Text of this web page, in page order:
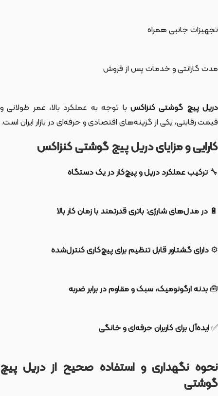
تجهیزات جانبی همراه
مدت گارانتی و خدمات پس از فروش
دریل پیچ گوشتی کنزاکس با توجه به عملکرد بالا، عمر طولانی و
قیمت رقابتی، یکی از گزینه‌های اقتصادی و حرفه‌ای در بازار ایران است.
کارایی و مزایای دریل پیچ گوشتی کنزاکس
🔧 ترکیب عملکرد دریل و پیچ‌کار در یک دستگاه
🔋 در مدل‌های شارژی: باتری قدرتمند با زمان کار بالا
⚙️دارای گشتاور قابل تنظیم برای پیچ‌کاری کنترل‌شده
🧰بدنه ارگونومیک، سبک و مقاوم در برابر ضربه
✅ایده‌آل برای کاربران حرفه‌ای و خانگی
نحوه نگهداری و استفاده صحیح از دریل پیچ
گوشتی